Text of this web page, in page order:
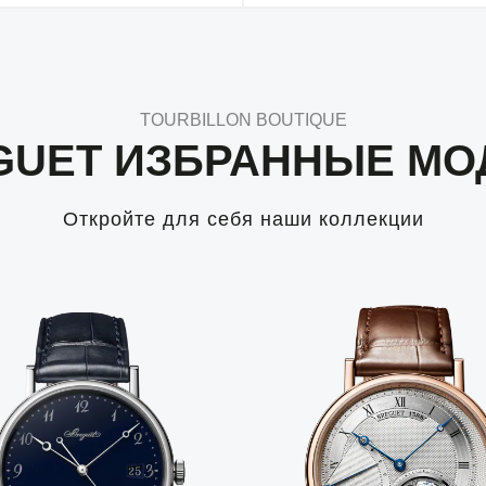
TOURBILLON BOUTIQUE
ИЗБРАННЫЕ
Откройте для себя наши коллекции